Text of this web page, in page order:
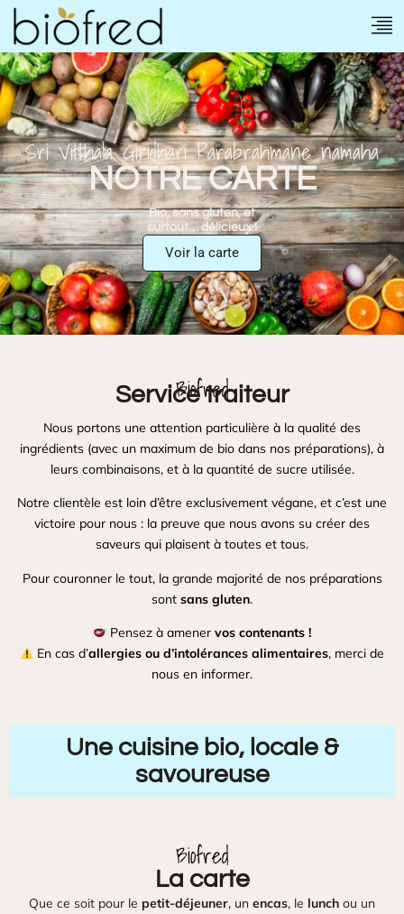
Sri Vitthala Giridhari Parabrahmane namaha
NOTRE CARTE
Bio, sans gluten, et
surtout… délicieux !
Voir la carte
Biofred
Service traiteur
Nous portons une attention particulière à la qualité des
ingrédients (avec un maximum de bio dans nos préparations), à
leurs combinaisons, et à la quantité de sucre utilisée.
Notre clientèle est loin d’être exclusivement végane, et c’est une
victoire pour nous : la preuve que nous avons su créer des
saveurs qui plaisent à toutes et tous.
Pour couronner le tout, la grande majorité de nos préparations
sont sans gluten.
Pensez à amenervos contenants !
En cas d’allergies ou d’intolérances alimentaires, merci de
nous en informer.
Une cuisine bio, locale &
savoureuse
Biofred
La carte
Que ce soit pour le petit-déjeuner, un encas, le lunch ou un